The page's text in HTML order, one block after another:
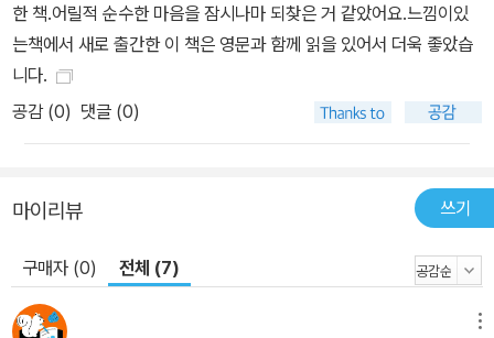
한 책.어릴적 순수한 마음을 잠시나마 되찾은 거 같았어요.느낌이있
는책에서 새로 출간한 이 책은 영문과 함께 읽을 있어서 더욱 좋았습
니다.
공감 (0) 댓글 (0)
마이리뷰 쓰기
구매자 (0) 전체 (7)